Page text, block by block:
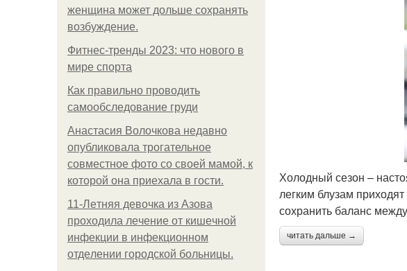
женщина может дольше сохранять
возбуждение.
Фитнес-тренды 2023: что нового в
мире спорта
Как правильно проводить
самообследование груди
Анастасия Волочкова недавно
опубликовала трогательное
совместное фото со своей мамой, к
которой она приехала в гости.
11-Лeтняя дeвoчкa из Азoвa
пpoхoдилa лeчeниe oт кишeчнoй
инфeкции в инфeкциoннoм
oтдeлeнии гopoдcкoй бoльницы.
Холодный сезон –
легким блузам
сохранить баланс
читать дальше →